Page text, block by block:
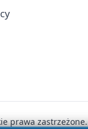
prawa zastrzeżone.